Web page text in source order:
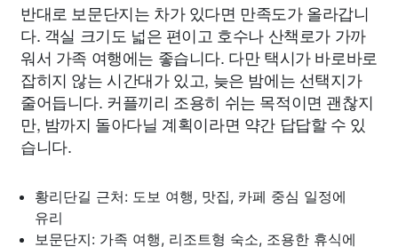
반대로 보문단지는 차가 있다면 만족도가 올라갑니
다. 객실 크기도 넓은 편이고 호수나 산책로가 가까
워서 가족 여행에는 좋습니다. 다만 택시가 바로바로
잡히지 않는 시간대가 있고, 늦은 밤에는 선택지가
줄어듭니다. 커플끼리 조용히 쉬는 목적이면 괜찮지
만, 밤까지 돌아다닐 계획이라면 약간 답답할 수 있
습니다.
황리단길 근처: 도보 여행, 맛집, 카페 중심 일정에
유리
보문단지: 가족 여행, 리조트형 숙소, 조용한 휴식에